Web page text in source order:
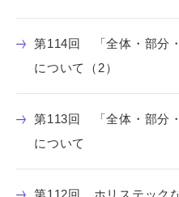
第114回 「全体・部分
について（2）
第113回 「全体・部分
について
第112回 ホリステック